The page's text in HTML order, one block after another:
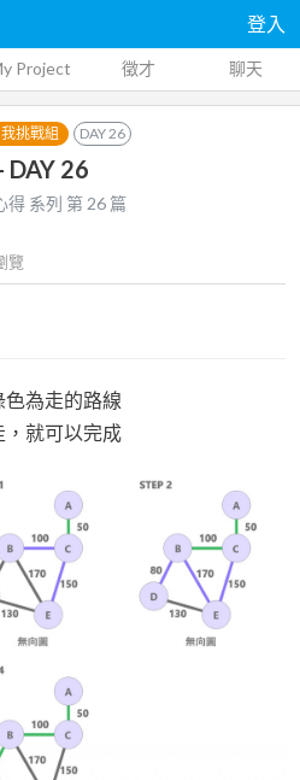
登入
Project 徵才 聊天
挑戰組 DAY26
DAY 26
得 系列 第26 篇
覽
為走的路線
就可以完成